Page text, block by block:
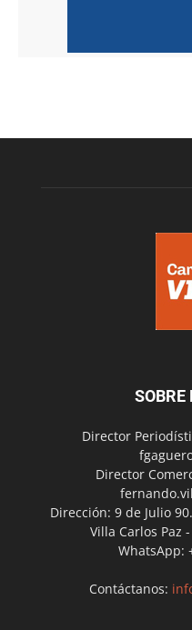
SOBRE
Director
Director
Dirección: 9 de Julio
Villa Carlos Paz
WhatsApp:
Contáctanos: